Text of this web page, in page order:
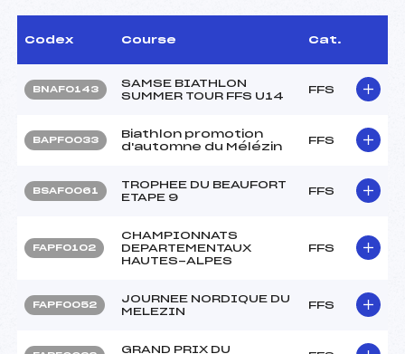
Codex Course Cat.
BNAF0143
SAMSE BIATHLON
SUMMER TOUR FFS U14
FFS
BAPF0033
Biathlon promotion
d'automne du Mélézin
FFS
BSAF0061
TROPHEE DU BEAUFORT
ETAPE 9
FFS
FAPF0102
CHAMPIONNATS
DEPARTEMENTAUX
HAUTES-ALPES
FFS
FAPF0052
JOURNEE NORDIQUE DU
MELEZIN
FFS
GRAND PRIX DU